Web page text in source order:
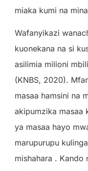
miaka kumi na
Wafanyikazi
kuonekana na si
asilimia milioni
(KNBS, 2020).
masaa hamsini na
akipumzika masaa
ya masaa hayo
marupurupu
mishahara . Kando